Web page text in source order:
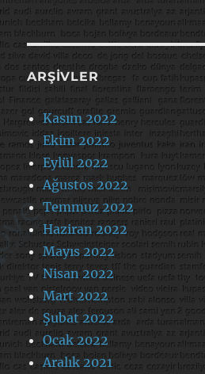
ARŞIVLER
Kasım 2022
Ekim 2022
Eylül 2022
Ağustos 2022
Temmuz 2022
Haziran 2022
Mayıs 2022
Nisan 2022
Mart 2022
Şubat 2022
Ocak 2022
Aralık 2021